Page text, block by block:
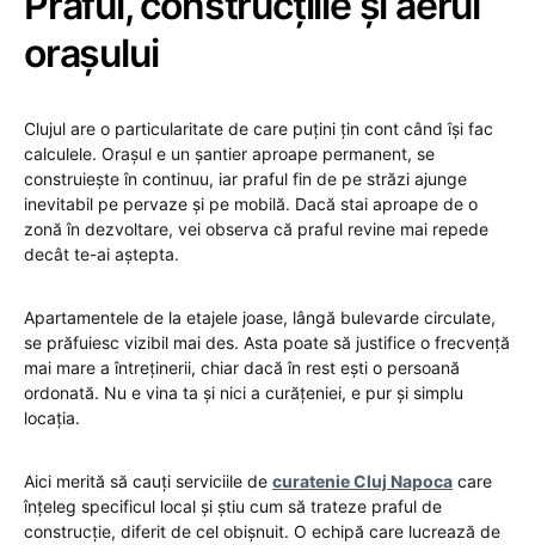
orașului
Clujul are o particularitate de care puțini țin cont când își fac
calculele. Orașul e un șantier aproape permanent, se
construiește în continuu, iar praful fin de pe străzi ajunge
inevitabil pe pervaze și pe mobilă. Dacă stai aproape de o
zonă în dezvoltare, vei observa că praful revine mai repede
decât te-ai aștepta.
Apartamentele de la etajele joase, lângă bulevarde circulate,
se prăfuiesc vizibil mai des. Asta poate să justifice o frecvență
mai mare a întreținerii, chiar dacă în rest ești o persoană
ordonată. Nu e vina ta și nici a curățeniei, e pur și simplu
locația.
Aici merită să cauți serviciile de curatenie Cluj Napoca care
înțeleg specificul local și știu cum să trateze praful de
construcție, diferit de cel obișnuit. O echipă care lucrează de